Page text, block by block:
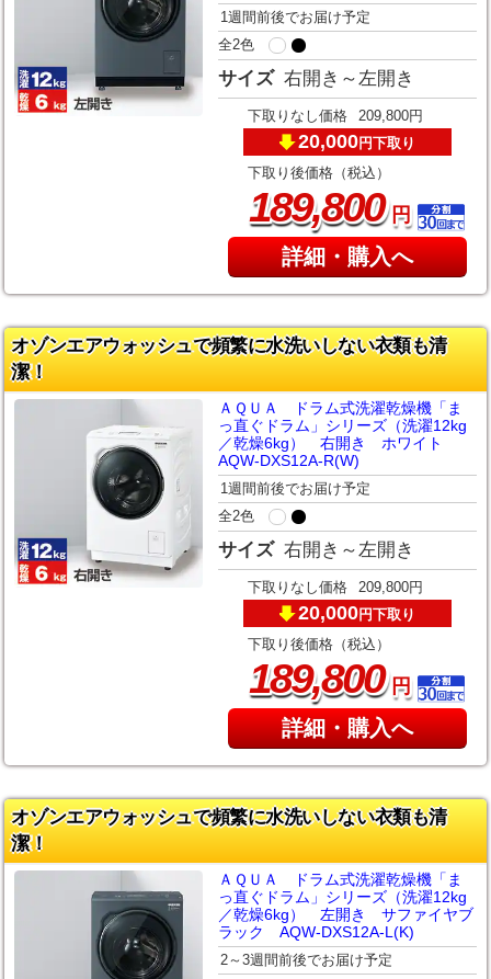
1週間前後でお届け予定
全2色
サイズ 右開き～左開き
下取りなし価格 209,800円
20,000円下取り
下取り後価格（税込）
189,800円
詳細・購入へ
オゾンエアウォッシュで頻繁に水洗いしない衣類も清
潔！
ＡＱＵＡ ドラム式洗濯乾燥機「ま
っ直ぐドラム」シリーズ（洗濯12kg
／乾燥6kg） 右開き ホワイト
AQW-DXS12A-R(W)
1週間前後でお届け予定
全2色
サイズ 右開き～左開き
下取りなし価格 209,800円
20,000円下取り
下取り後価格（税込）
189,800円
詳細・購入へ
オゾンエアウォッシュで頻繁に水洗いしない衣類も清
潔！
ＡＱＵＡ ドラム式洗濯乾燥機「ま
っ直ぐドラム」シリーズ（洗濯12kg
／乾燥6kg） 左開き サファイヤブ
ラック AQW-DXS12A-L(K)
2～3週間前後でお届け予定